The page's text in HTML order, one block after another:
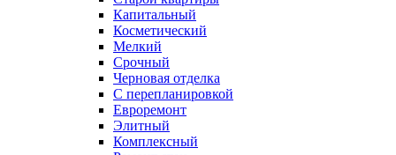
Капитальный
Косметический
Мелкий
Срочный
Черновая отделка
С перепланировкой
Евроремонт
Элитный
Комплексный